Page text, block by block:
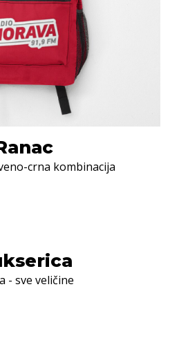
crna kombinacija
- sve veličine